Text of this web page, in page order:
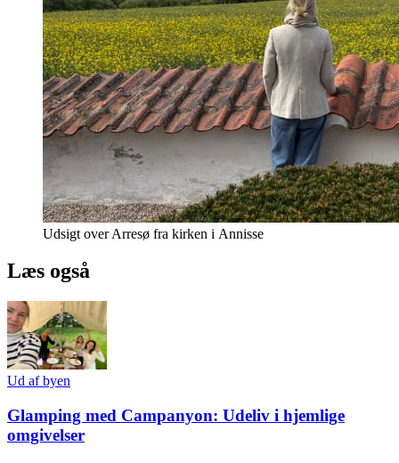
Udsigt over Arresø fra kirken i Annisse
Læs også
Ud af byen
Glamping med Campanyon: Udeliv i hjemlige
omgivelser